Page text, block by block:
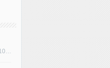
//facebook.com/La-voix-de-Nosterpaca-106434384284735